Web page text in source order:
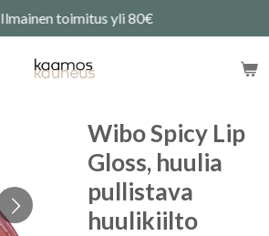
Ilmainen toimitus yli 80€
Wibo Spicy Lip
Gloss, huulia
pullistava
huulikiilto